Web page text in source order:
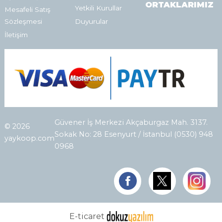
Mesafeli Satış
Sözleşmesi
İletişim
Yetkili Kurullar
Duyurular
ORTAKLARIMIZ
© 2026
yaykoop.com
Güvener İş Merkezi Akçaburgaz Mah. 3137.
Sokak No: 28 Esenyurt / İstanbul (0530) 948
0968
E-ticaret